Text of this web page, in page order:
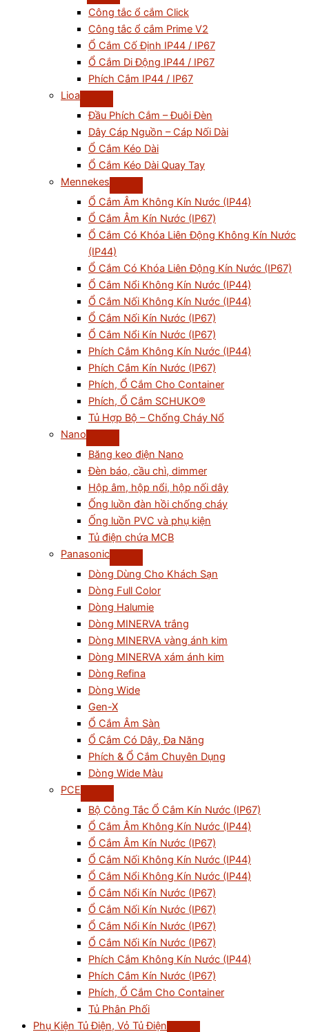
Công tắc ổ cắm Click
Công tắc ổ cắm Prime V2
Ổ Cắm Cố Định IP44 / IP67
Ổ Cắm Di Động IP44 / IP67
Phích Cắm IP44 / IP67
Lioa
Đầu Phích Cắm – Đuôi Đèn
Dây Cáp Nguồn – Cáp Nối Dài
Ổ Cắm Kéo Dài
Ổ Cắm Kéo Dài Quay Tay
Mennekes
Ổ Cắm Âm Không Kín Nước (IP44)
Ổ Cắm Âm Kín Nước (IP67)
Ổ Cắm Có Khóa Liên Động Không Kín Nước
(IP44)
Ổ Cắm Có Khóa Liên Động Kín Nước (IP67)
Ổ Cắm Nổi Không Kín Nước (IP44)
Ổ Cắm Nối Không Kín Nước (IP44)
Ổ Cắm Nối Kín Nước (IP67)
Ổ Cắm Nổi Kín Nước (IP67)
Phích Cắm Không Kín Nước (IP44)
Phích Cắm Kín Nước (IP67)
Phích, Ổ Cắm Cho Container
Phích, Ổ Cắm SCHUKO®
Tủ Hợp Bộ – Chống Cháy Nổ
Nano
Băng keo điện Nano
Đèn báo, cầu chì, dimmer
Hộp âm, hộp nổi, hộp nối dây
Ống luồn đàn hồi chống cháy
Ống luồn PVC và phụ kiện
Tủ điện chứa MCB
Panasonic
Dòng Dùng Cho Khách Sạn
Dòng Full Color
Dòng Halumie
Dòng MINERVA trắng
Dòng MINERVA vàng ánh kim
Dòng MINERVA xám ánh kim
Dòng Refina
Dòng Wide
Gen-X
Ổ Cắm Âm Sàn
Ổ Cắm Có Dây, Đa Năng
Phích & Ổ Cắm Chuyên Dụng
Dòng Wide Màu
PCE
Bộ Công Tắc Ổ Cắm Kín Nước (IP67)
Ổ Cắm Âm Không Kín Nước (IP44)
Ổ Cắm Âm Kín Nước (IP67)
Ổ Cắm Nối Không Kín Nước (IP44)
Ổ Cắm Nổi Không Kín Nước (IP44)
Ổ Cắm Nổi Kín Nước (IP67)
Ổ Cắm Nối Kín Nước (IP67)
Ổ Cắm Nổi Kín Nước (IP67)
Ổ Cắm Nối Kín Nước (IP67)
Phích Cắm Không Kín Nước (IP44)
Phích Cắm Kín Nước (IP67)
Phích, Ổ Cắm Cho Container
Tủ Phân Phối
Phụ Kiện Tủ Điện, Vỏ Tủ Điện